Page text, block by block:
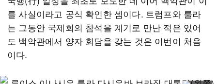
를 사실이라고 공식 확인한 셈이다. 트럼프와 룰라
는 그동안 국제회의 참석을 계기로 만난 적은 있어
도 백악관에서 양자 회담을 갖는 것은 이번이 처음
이다.